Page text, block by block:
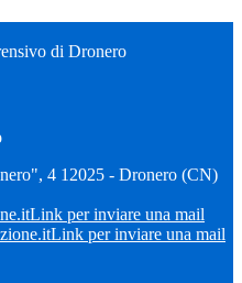
di Dronero
4 12025 - Dronero (CN)
Link per inviare una mail
Link per inviare una mail